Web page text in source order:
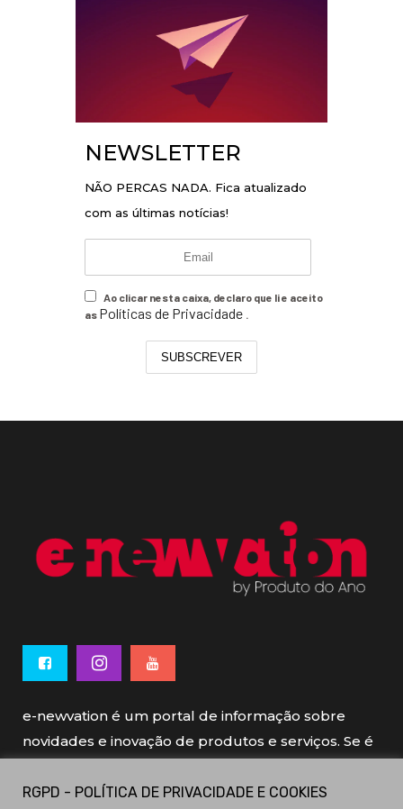
NEWSLETTER
NÃO PERCAS NADA. Fica atualizado
com as últimas notícias!
Ao clicar nesta caixa, declaro que li e aceito
as Políticas de Privacidade
SUBSCREVER
e-newvation é um portal de informação sobre
novidades e inovação de produtos e serviços. Se é
RGPD - POLÍTICA DE PRIVACIDADE E COOKIES